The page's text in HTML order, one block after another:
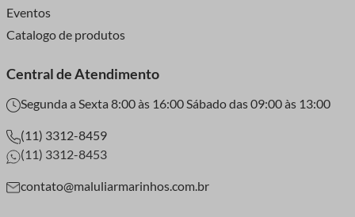
Eventos
Catalogo de produtos
Central de Atendimento
Segunda a Sexta 8:00 às 16:00 Sábado das 09:00 às 13:00
(11) 3312-8459
(11) 3312-8453
contato@maluliarmarinhos.com.br